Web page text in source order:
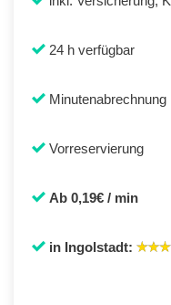
24 h verfügbar
Minutenabrechnung
Vorreservierung
Ab 0,19€ / min
in Ingolstadt: